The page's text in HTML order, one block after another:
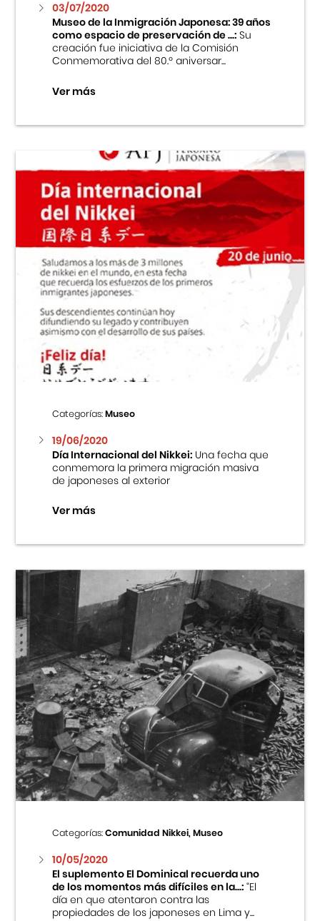
03/07/2020
Museo de la Inmigración Japonesa: 39 años
como espacio de preservación de ...:Su
creación fue iniciativa de la Comisión
Conmemorativa del 80.º aniversar...
Ver más
Categorías:Museo
19/06/2020
Día Internacional del Nikkei:Una fecha que
conmemora la primera migración masiva
de japoneses al exterior
Ver más
Categorías:Comunidad Nikkei, Museo
10/05/2020
El suplemento El Dominical recuerda uno
de los momentos más difíciles en la...:“El
día en que atentaron contra las
propiedades de los japoneses en Lima y...